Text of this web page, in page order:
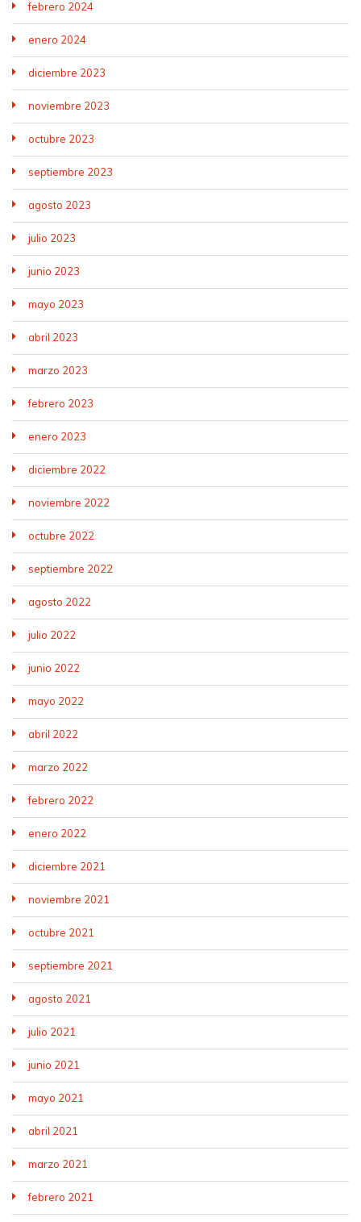
febrero 2024
enero 2024
diciembre 2023
noviembre 2023
octubre 2023
septiembre 2023
agosto 2023
julio 2023
junio 2023
mayo 2023
abril 2023
marzo 2023
febrero 2023
enero 2023
diciembre 2022
noviembre 2022
octubre 2022
septiembre 2022
agosto 2022
julio 2022
junio 2022
mayo 2022
abril 2022
marzo 2022
febrero 2022
enero 2022
diciembre 2021
noviembre 2021
octubre 2021
septiembre 2021
agosto 2021
julio 2021
junio 2021
mayo 2021
abril 2021
marzo 2021
febrero 2021